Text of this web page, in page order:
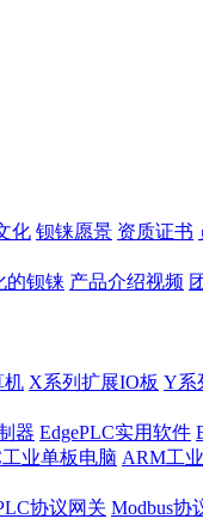
化 钡铼愿景 资质证书
的钡铼 产品介绍视频
机 X系列扩展IO板 Y系
器 EdgePLC实用软件
工业单板电脑 ARM工
协议网关 Modbus协